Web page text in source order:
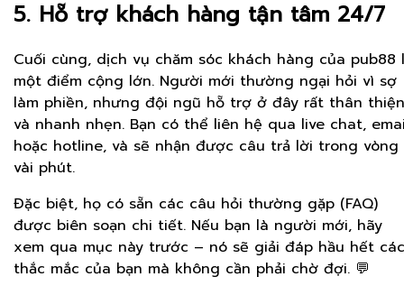
5. Hỗ trợ khách hàng tận tâm 24/7
Cuối cùng, dịch vụ chăm sóc khách hàng của pub88
một điểm cộng lớn. Người mới thường ngại hỏi vì sợ
làm phiền, nhưng đội ngũ hỗ trợ ở đây rất thân thiện
và nhanh nhẹn. Bạn có thể liên hệ qua live chat,
hoặc hotline, và sẽ nhận được câu trả lời trong vòng
vài phút.
Đặc biệt, họ có sẵn các câu hỏi thường gặp (FAQ)
được biên soạn chi tiết. Nếu bạn là người mới, hãy
xem qua mục này trước – nó sẽ giải đáp hầu hết các
thắc mắc của bạn mà không cần phải chờ đợi. 💬